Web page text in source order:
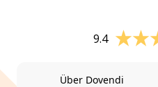
9.4
Über Dovendi